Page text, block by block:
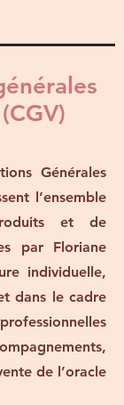
Générales
l’ensemble
et de
par Floriane
individuelle,
dans le cadre
de l’oracle